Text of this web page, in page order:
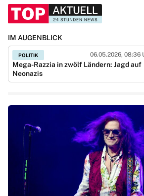
IM AUGENBLICK
POLITIK 06.05.2026, 08:36
Mega-Razzia in zwölf Ländern: Jagd auf
Neonazis